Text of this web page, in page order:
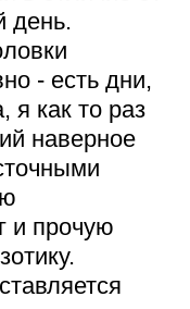
день.
- есть дни,
я как то раз
наверное
и прочую